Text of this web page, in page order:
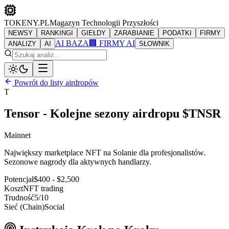
TOKENY.PLMagazyn Technologii Przyszłości
NEWSY RANKINGI GIEŁDY ZARABIANIE PODATKI
FIRMY
ANALIZY
AI AI BAZA 🏢 FIRMY AI SŁOWNIK
Powrót do listy airdropów
T
Tensor - Kolejne sezony airdropu $TNSR
Mainnet
Największy marketplace NFT na Solanie dla profesjonalistów.
Sezonowe nagrody dla aktywnych handlarzy.
Potencjał$400 - $2,500
KosztNFT trading
Trudność5/10
Sieć (Chain)Social